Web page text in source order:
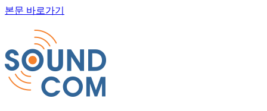
본문 바로가기